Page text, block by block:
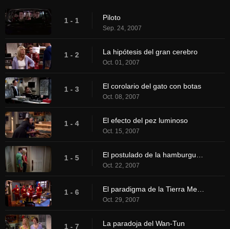
1 - 1 Piloto
Sep. 24, 2007
1 - 2 La hipótesis del gran cerebro
Oct. 01, 2007
1 - 3 El corolario del gato con botas
Oct. 08, 2007
1 - 4 El efecto del pez luminoso
Oct. 15, 2007
1 - 5 El postulado de la hamburguesa
Oct. 22, 2007
1 - 6 El paradigma de la Tierra Media
Oct. 29, 2007
1 - 7 La paradoja del Wan-Tun